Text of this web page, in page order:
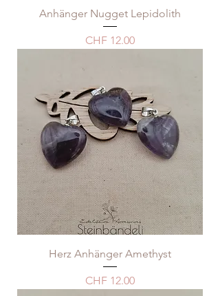
Anhänger Nugget Lepidolith
Price
CHF 12.00
Herz Anhänger Amethyst
Price
CHF 12.00